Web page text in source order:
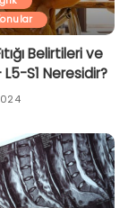
Belirtileri ve
S1 Neresidir?